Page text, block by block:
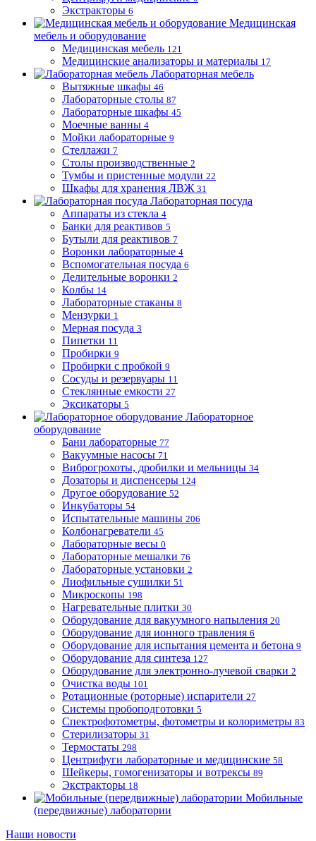
Экстракторы 6
Медицинская
мебель и оборудование
Медицинская мебель 121
Медицинские анализаторы и материалы 17
Лабораторная мебель
Вытяжные шкафы 46
Лабораторные столы 87
Лабораторные шкафы 45
Моечные ванны 4
Мойки лабораторные 9
Стеллажи 7
Столы производственные 2
Тумбы и пристенные модули 22
Шкафы для хранения ЛВЖ 31
Лабораторная посуда
Аппараты из стекла 4
Банки для реактивов 5
Бутыли для реактивов 7
Воронки лабораторные 4
Вспомогательная посуда 6
Делительные воронки 2
Колбы 14
Лабораторные стаканы 8
Мензурки 1
Мерная посуда 3
Пипетки 11
Пробирки 9
Пробирки с пробкой 9
Сосуды и резервуары 11
Стеклянные емкости 27
Эксикаторы 5
Лабораторное
оборудование
Бани лабораторные 77
Вакуумные насосы 71
Виброгрохоты, дробилки и мельницы 34
Дозаторы и диспенсеры 124
Другое оборудование 52
Инкубаторы 54
Испытательные машины 206
Колбонагреватели 45
Лабораторные весы 0
Лабораторные мешалки 76
Лабораторные установки 2
Лиофильные сушилки 51
Микроскопы 198
Нагревательные плитки 30
Оборудование для вакуумного напыления 20
Оборудование для ионного травления 6
Оборудование для испытания цемента и бетона 9
Оборудование для синтеза 127
Оборудование для электронно-лучевой сварки 2
Очистка воды 101
Ротационные (роторные) испарители 27
Системы пробоподготовки 5
Спектрофотометры, фотометры и колориметры 83
Стерилизаторы 31
Термостаты 298
Центрифуги лабораторные и медицинские 58
Шейкеры, гомогенизаторы и вотрексы 89
Экстракторы 18
Мобильные
(передвижные) лаборатории
Наши новости